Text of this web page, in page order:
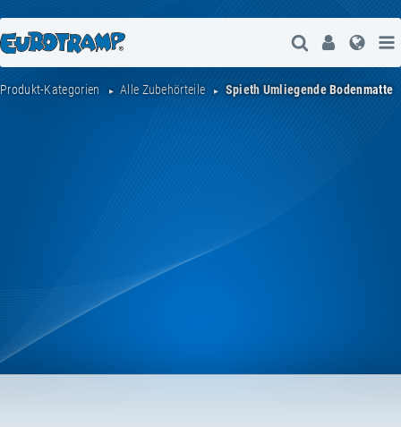
Suche
User
Produkt-Kategorien Alle Zubehörteile Spieth Umliegende Bodenmatte